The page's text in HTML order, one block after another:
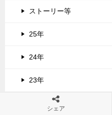
ストーリー等
25年
24年
23年
シェア